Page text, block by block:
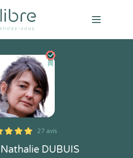
Open
27 avis
DUBUIS